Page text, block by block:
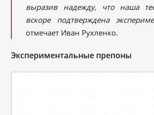
выразив надежду, что наша
вскоре подтверждена
отмечает Иван Рухленко.
Экспериментальные препоны